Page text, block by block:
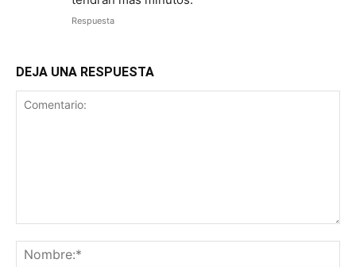
Respuesta
DEJA UNA RESPUESTA